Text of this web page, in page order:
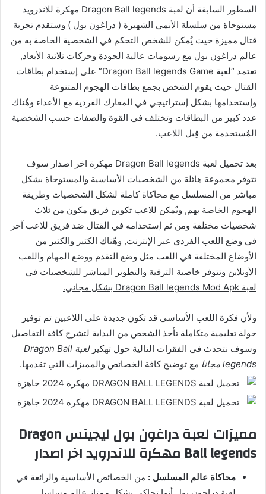
السطور السابقة أن لعبة Dragon Ball legends مهكرة للاندرويد
مستوحاة من سلسلة الأنمي الشهيرة ( دراغون بول ) وستقدم تجربة
قتال مميزة حيث يُمكن للشخص التحكم في الشخصية الخاصة به من
عالم دراغون بول مع رسومات عالية الجودة وحركات ثلاثية الأبعاد,
تعتمد “لعبة Dragon Ball legends Game” على إستخدام بطاقات
القتال حيث يقوم الشخص بجمع بطاقات الهجوم المتنوعة
وإستخدامها بشكل إستراتيجي في المعارك الفردية مع الأعداء وهٌناك
عدد كبير من البطاقات وتختلف في القوة والصفات حسب الشخصية
المٌستخدمة من قِبل اللاعب.
بعد تحميل لعبة Dragon Ball legends مهكرة اخر اصدار سوف
تتوفر مجموعة هائلة من الشخصيات الأساسية والمستوحاة بشكل
مباشر من المسلسل مع محاكاة كاملة لشكل الشخصيات وطريقة
الهجوم الخاصة بهم, ويٌمكن للاعب تكوين فريق مكون من ثلاث
شخصيات مختلفة ومن ثم إستخدامه في القتال ضد فريق للاعب آخر
في وضع اللعب الفردي عبر الإنترنت, وهٌناك الكثير والكثير من
الأوضاع المختلفة في اللعب مثل وضع التقدم ووضع المهام واللعب
الأونلاين وتتوفر خاصية الترقية والتطوير المباشر للشخصيات في
لعبة Dragon Ball legends Mod Apk بشكل مجاني.
ولأن فكرة اللعب الأساسي قد تكون جديدة على اللاعبين تم توفير
جولة تعليمية متكاملة تأخذ الشخص من البداية لتشرح كافة التفاصيل
وسوف نتحدث في الفقرات التالية حول تهكير
لعبة Dragon Ball
legends مجانا
مع توضيح كافة الخصائص والمميزات التي تقدمها.
مميزات لعبة دراغون بول ليجينس Dragon
Ball legends مهكرة للاندرويد اخر اصدار
محاكاة عالم المسلسل : من الخصائص الأساسية والرائعة في